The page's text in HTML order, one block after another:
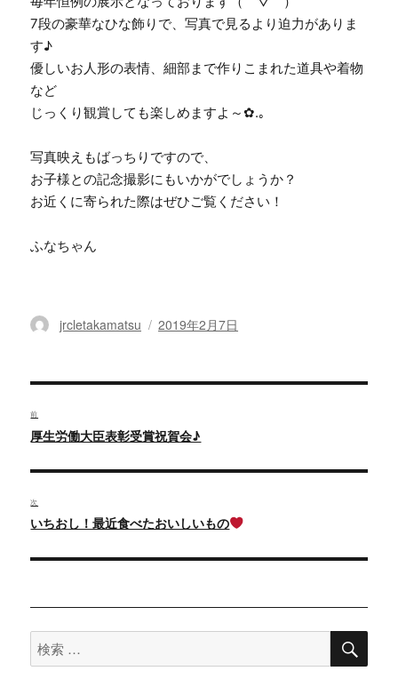
7段の豪華なひな飾りで、写真で見るより迫力がありま
す♪
優しいお人形の表情、細部まで作りこまれた道具や着物
など
じっくり観賞しても楽しめますよ～✿.｡
写真映えもばっちりですので、
お子様との記念撮影にもいかがでしょうか？
お近くに寄られた際はぜひご覧ください！
ふなちゃん
投
jrcletakamatsu
投
2019年2月7日
稿
ナ
ー
シ
前
過
の
投
稿:
厚生労働大臣表彰受賞祝賀会♪
次
次
投
いちおし！最近食べたおいしいもの
検
索
検